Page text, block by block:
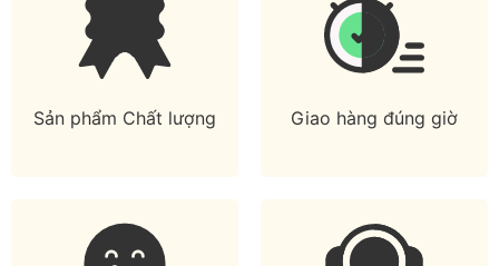
Sản phẩm Chất lượng Giao hàng đúng giờ